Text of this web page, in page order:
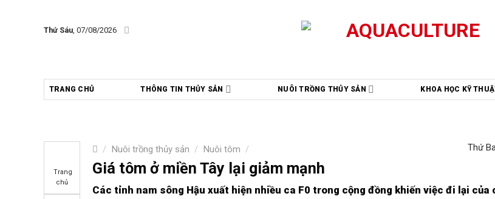
Thứ Sáu, 07/08/2026
TRANG CHỦ THÔNG TIN THỦY SẢN NUÔI TRỒNG THỦY SẢN KHOA HỌC KỸ
/ Nuôi trồng thủy sản / Nuôi tôm /
Trang
chủ
Thứ
Giá tôm ở miền Tây lại giảm mạnh
Các tỉnh nam sông Hậu xuất hiện nhiều ca F0 trong cộng đồng khiến việc đi lại của